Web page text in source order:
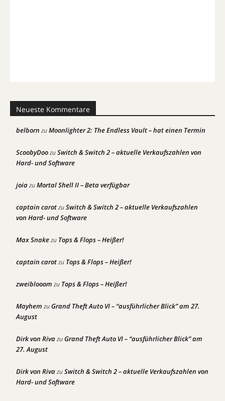
Neueste Kommentare
belborn zuMoonlighter 2: The Endless Vault – hat einen Termin
ScoobyDoozuSwitch & Switch 2 – aktuelle Verkaufszahlen von
Hard- und Software
joiazuMortal Shell II – Beta verfügbar
captain carotzuSwitch & Switch 2 – aktuelle Verkaufszahlen
von Hard- und Software
Max Snakezu Tops & Flops – Heißer!
captain carotzu Tops & Flops – Heißer!
zweiblooom zu Tops & Flops – Heißer!
Mayhem zuGrand Theft Auto VI – “ausführlicher Blick” am 27.
August
Dirk von RivazuGrand Theft Auto VI – “ausführlicher Blick” am
27. August
Dirk von RivazuSwitch & Switch 2 – aktuelle Verkaufszahlen von
Hard- und Software